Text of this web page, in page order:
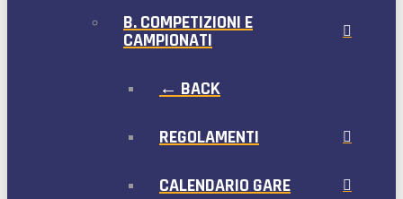
B. COMPETIZIONI E
CAMPIONATI
← BACK
REGOLAMENTI
CALENDARIO GARE